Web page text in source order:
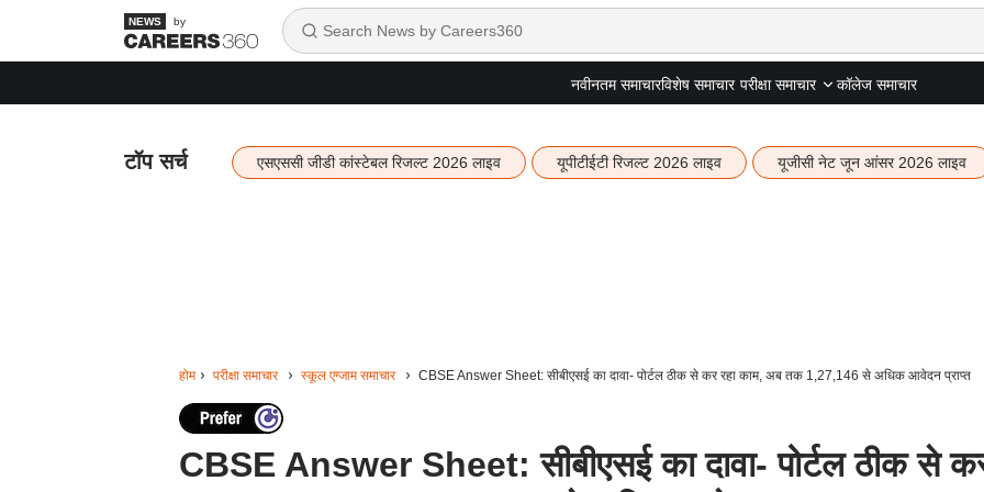
by
नवीनतम समाचारविशेष समाचार परीक्षा समाचार कॉलेज समाचार
टॉप सर्च एसएससी जीडी कांस्टेबल रिजल्ट 2026 लाइव यूपीटीईटी रिजल्ट 2026 लाइव यूजीसी नेट जून आंसर 2026 लाइव
होम परीक्षा समाचार स्कूल एग्जाम समाचार CBSE Answer Sheet: सीबीएसई का दावा- पोर्टल ठीक से कर रहा काम, अब तक 1,27,146 से अधिक आवेदन प्राप्त
CBSE Answer Sheet: सीबीएसई का दावा- पोर्टल ठीक से